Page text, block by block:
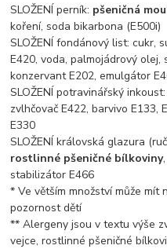
SLOŽENÍ perník: pšeničná
koření, soda bikarbona (E500i)
SLOŽENÍ fondánový list: cukr,
E420, voda, palmojádrový olej,
konzervant E202, emulgátor
SLOŽENÍ potravinářský
zvlhčovač E422, barvivo E133,
E330
SLOŽENÍ královská glazura
rostlinné pšeničné bílkoviny
stabilizátor E466
* Ve větším množství může mít
pozornost dětí
** Alergeny jsou v textu výše
vejce, rostlinné pšeničné